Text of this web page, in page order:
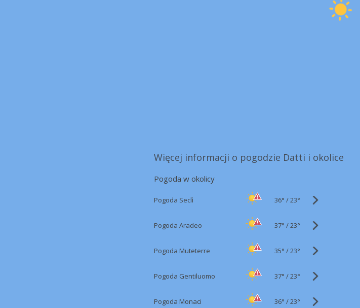
Więcej informacji o pogodzie Datti i okolice
Pogoda w okolicy
Pogoda Seclì 36° /23°
Pogoda Aradeo 37° /23°
Pogoda Muteterre 35° /23°
Pogoda Gentiluomo 37° /23°
Pogoda Monaci 36° /23°